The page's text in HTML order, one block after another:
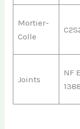
Mortier-
Colle
Joints
NF